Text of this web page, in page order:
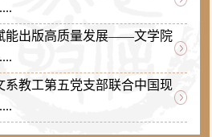
能出版高质量发展——文学院
教工第五党支部联合中国现